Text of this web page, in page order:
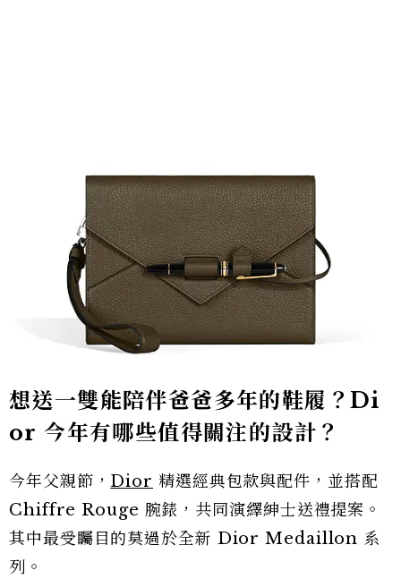
想送一雙能陪伴爸爸多年的鞋履？Di
or 今年有哪些值得關注的設計？
今年父親節，Dior 精選經典包款與配件，並搭配
Chiffre Rouge 腕錶，共同演繹紳士送禮提案。
其中最受矚目的莫過於全新 Dior Medaillon 系
列。